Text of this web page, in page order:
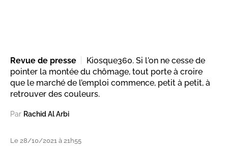
Revue de presse
Kiosque360. Si l'on ne cesse de
pointer la montée du chômage, tout porte à croire
que le marché de l’emploi commence, petit à petit, à
retrouver des couleurs.
Par Rachid Al Arbi
Le 28/10/2021 à 21h55